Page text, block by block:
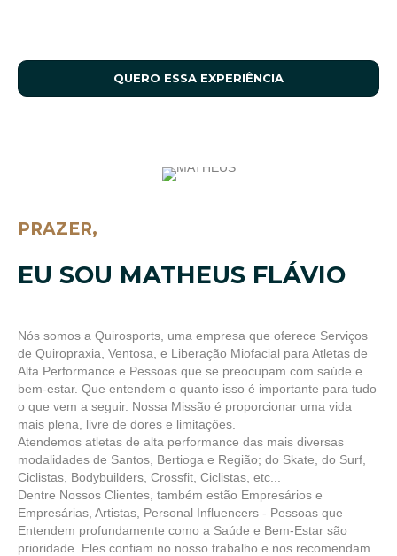
XXXXXXXXXXXXXXXXXXXXXXXXXXXXX
QUERO ESSA EXPERIÊNCIA
PRAZER,
EU SOU MATHEUS FLÁVIO
Nós somos a Quirosports, uma empresa que oferece Serviços
de Quiropraxia, Ventosa, e Liberação Miofacial para Atletas de
Alta Performance e Pessoas que se preocupam com saúde e
bem-estar. Que entendem o quanto isso é importante para tudo
o que vem a seguir. Nossa Missão é proporcionar uma vida
mais plena, livre de dores e limitações.
Atendemos atletas de alta performance das mais diversas
modalidades de Santos, Bertioga e Região; do Skate, do Surf,
Ciclistas, Bodybuilders, Crossfit, Ciclistas, etc...
Dentre Nossos Clientes, também estão Empresários e
Empresárias, Artistas, Personal Influencers - Pessoas que
Entendem profundamente como a Saúde e Bem-Estar são
prioridade. Eles confiam no nosso trabalho e nos recomendam